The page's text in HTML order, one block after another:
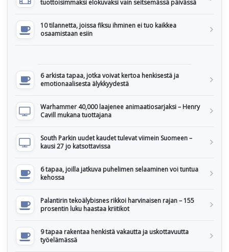
tuottoisimmaksi elokuvaksi vain seitsemässä päivässä
10 tilannetta, joissa fiksu ihminen ei tuo kaikkea
osaamistaan esiin
6 arkista tapaa, jotka voivat kertoa henkisestä ja
emotionaalisesta älykkyydestä
Warhammer 40,000 laajenee animaatiosarjaksi – Henry
Cavill mukana tuottajana
South Parkin uudet kaudet tulevat viimein Suomeen –
kausi 27 jo katsottavissa
6 tapaa, joilla jatkuva puhelimen selaaminen voi tuntua
kehossa
Palantirin tekoälybisnes rikkoi harvinaisen rajan – 155
prosentin luku haastaa kriitikot
9 tapaa rakentaa henkistä vakautta ja uskottavuutta
työelämässä